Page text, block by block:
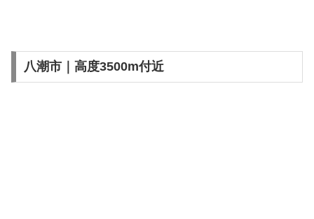
八潮市｜高度3500m付近